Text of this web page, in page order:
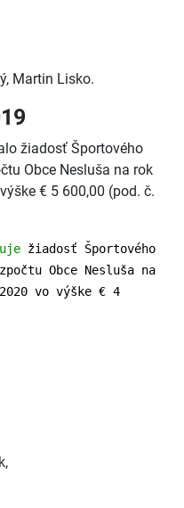
Martin Lisko.
žiadosť Športového
Obce Nesluša na rok
€ 5 600,00 (pod. č.
žiadosť Športového
Obce Nesluša na
vo výške € 4